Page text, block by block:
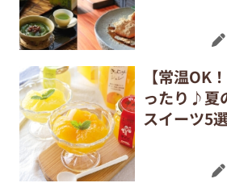
【常温OK
ったり♪夏
スイーツ5